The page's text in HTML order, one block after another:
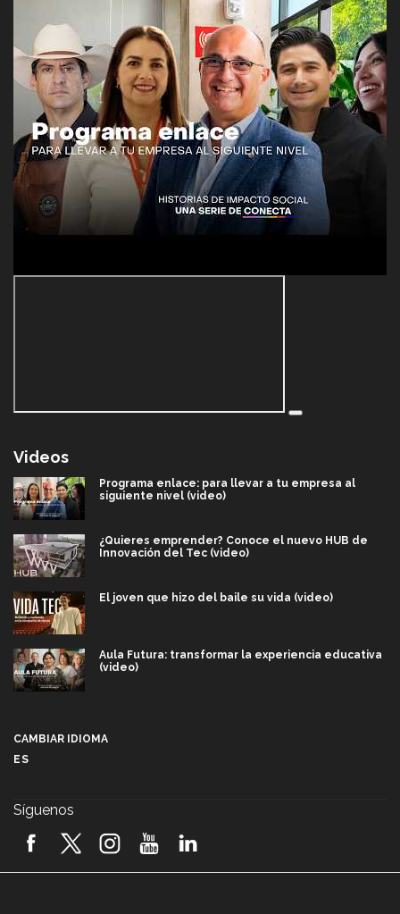
Videos
Programa enlace: para llevar a tu empresa al
siguiente nivel (video)
¿Quieres emprender? Conoce el nuevo HUB de
Innovación del Tec (video)
El joven que hizo del baile su vida (video)
Aula Futura: transformar la experiencia educativa
(video)
2026! (video)
CAMBIAR IDIOMA
ES
Síguenos